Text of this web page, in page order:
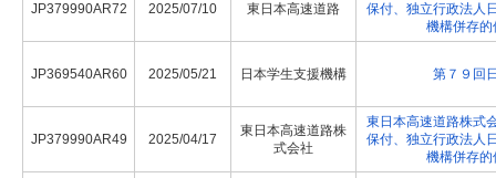
JP379990AR72 2025/07/10 東日本高速道路
保付、独立行政法人
機構併存
JP369540AR60 2025/05/21 日本学生支援機構 第７９回
JP379990AR49 2025/04/17
東日本高速道路株
式会社
東日本高速道路株式
保付、独立行政法人
機構併存